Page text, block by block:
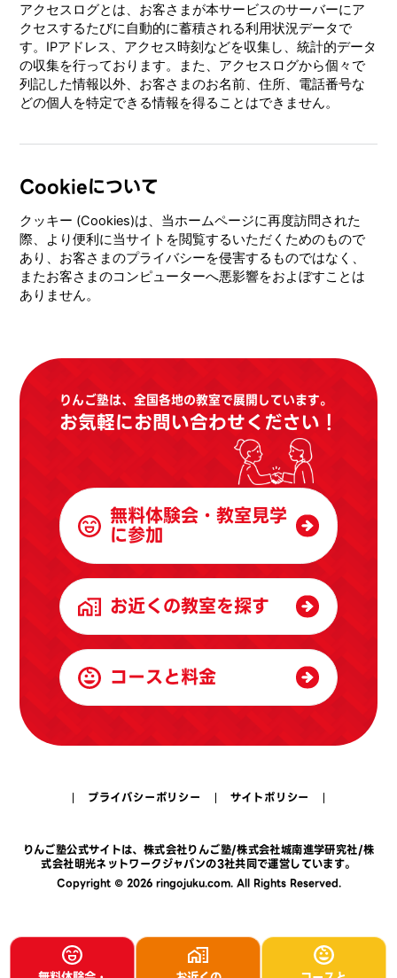
アクセスログとは、お客さまが本サービスのサーバーにア
クセスするたびに自動的に蓄積される利用状況データで
す。IPアドレス、アクセス時刻などを収集し、統計的データ
の収集を行っております。また、アクセスログから個々で
列記した情報以外、お客さまのお名前、住所、電話番号な
どの個人を特定できる情報を得ることはできません。
Cookieについて
クッキー (Cookies)は、当ホームページに再度訪問された
際、より便利に当サイトを閲覧するいただくためのもので
あり、お客さまのプライバシーを侵害するものではなく、
またお客さまのコンピューターへ悪影響をおよぼすことは
ありません。
りんご塾は、全国各地の教室で展開しています。
お気軽にお問い合わせください！
無料体験会・教室見学
に参加
お近くの教室を探す
コースと料金
プライバシーポリシー サイトポリシー
りんご塾公式サイトは、 株式会社りんご塾/株式会社城南進学研究社/株
式会社明光ネットワークジャパンの3社共同で運営しています。
Copyright © 2026 ringojuku.com. All Rights Reserved.